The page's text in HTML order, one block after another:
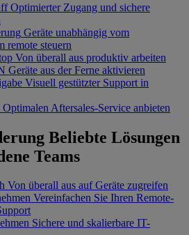
Optimierter Zugang und sichere
Geräte unabhängig vom
remote steuern
Von überall aus produktiv arbeiten
Geräte aus der Ferne aktivieren
Visuell gestützter Support in
Optimalen Aftersales-Service anbieten
Beliebte Lösungen
Teams
Von überall aus auf Geräte zugreifen
Vereinfachen Sie Ihren Remote-
Sichere und skalierbare IT-